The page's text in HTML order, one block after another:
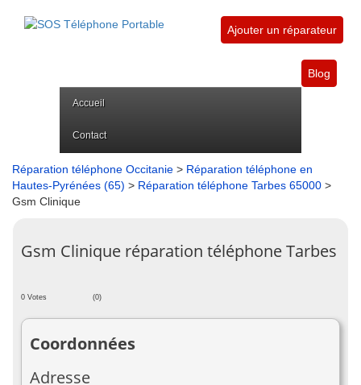
Ajouter un réparateur
Blog
Accueil
Contact
Réparation téléphone Occitanie > Réparation téléphone en
Hautes-Pyrénées (65) > Réparation téléphone Tarbes 65000 >
Gsm Clinique
Gsm Clinique réparation téléphone Tarbes
0 Votes (0)
Coordonnées
Adresse